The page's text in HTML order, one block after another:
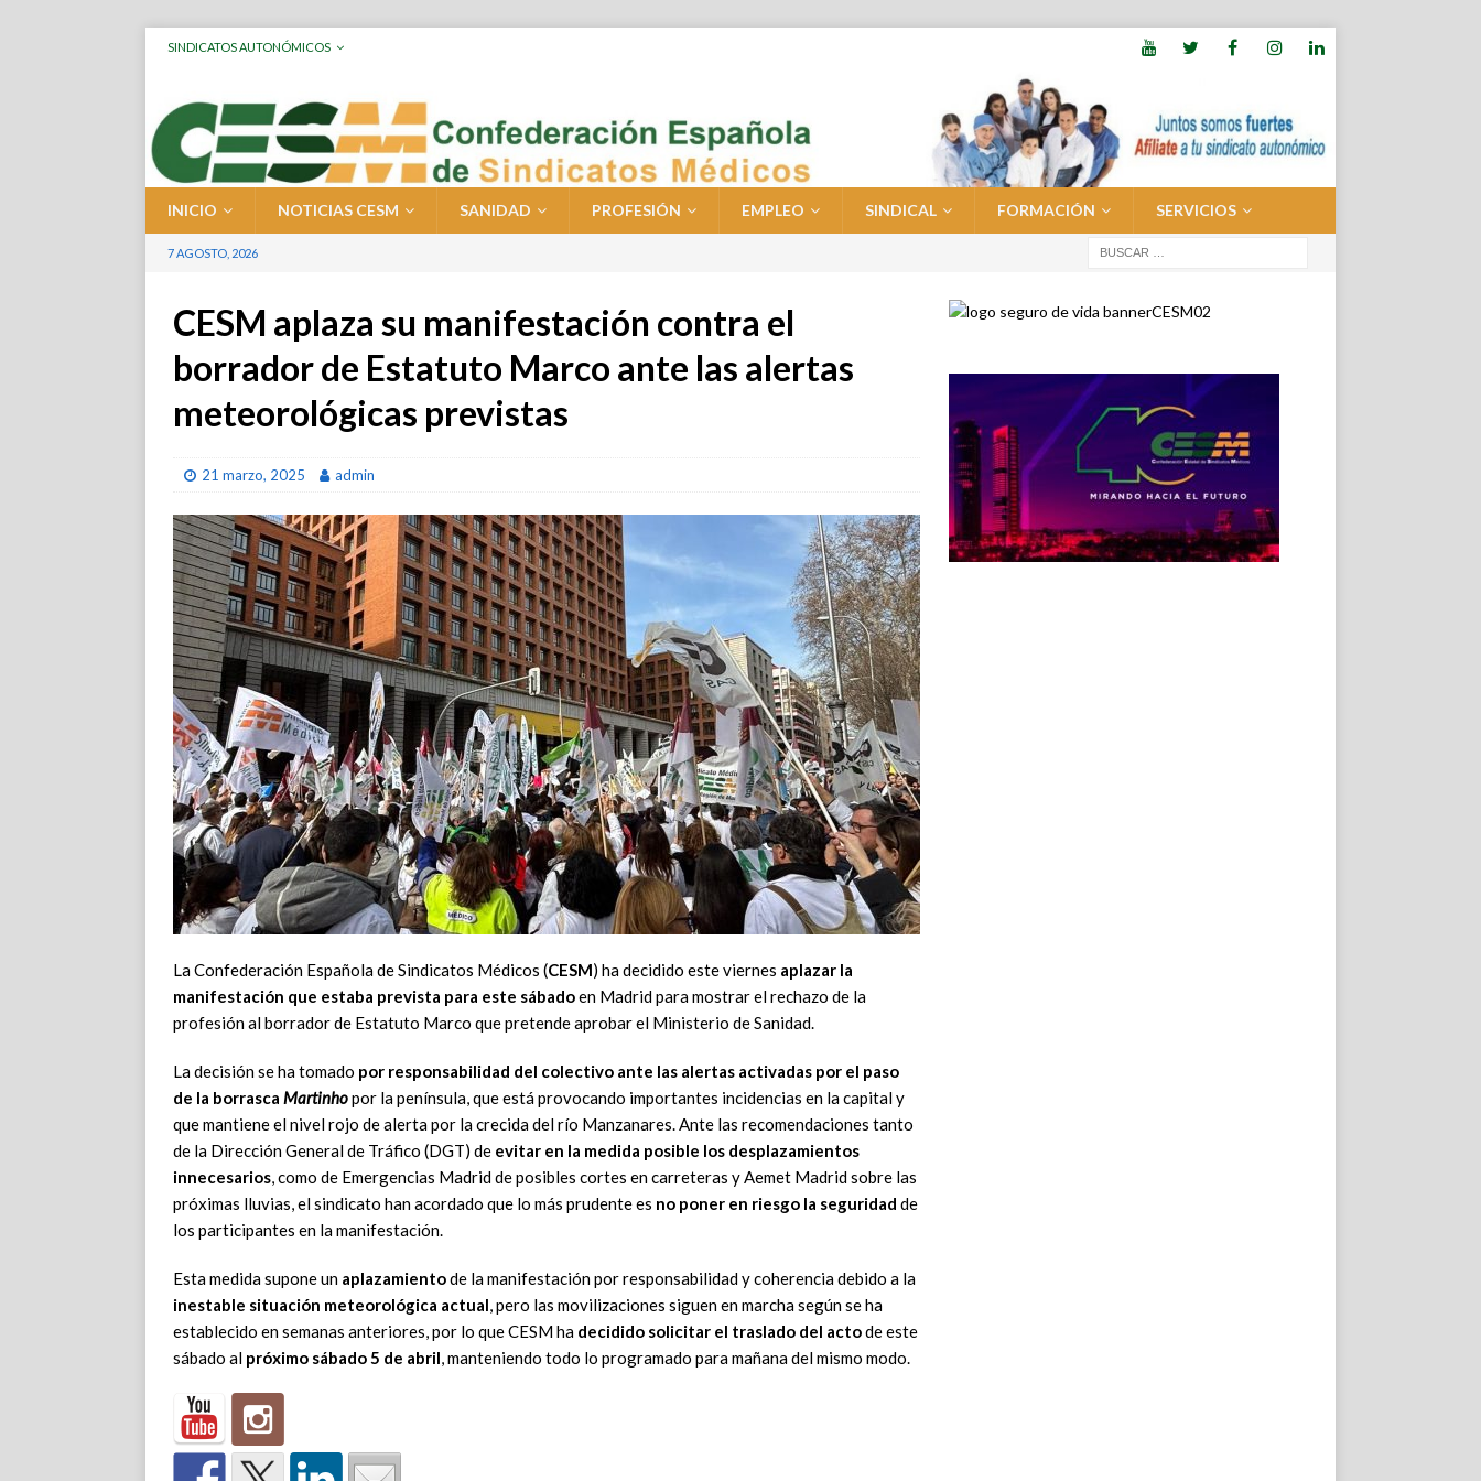
SINDICATOS AUTONÓMICOS
INICIO NOTICIAS CESM SANIDAD PROFESIÓN EMPLEO SINDICAL FORMACIÓN SERVICIOS
7 AGOSTO, 2026
CESM aplaza su manifestación contra el
borrador de Estatuto Marco ante las alertas
meteorológicas previstas
21 marzo, 2025 admin
La Confederación Española de Sindicatos Médicos (CESM) ha decidido este viernes aplazar la
manifestación que estaba prevista para este sábadoen Madrid para mostrar el rechazo de la
profesión al borrador de Estatuto Marco que pretende aprobar el Ministerio de Sanidad.
La decisión se ha tomado por responsabilidad del colectivo ante las alertas activadas por el paso
de la borrasca Martinhopor la península, que está provocando importantes incidencias en la capital y
que mantiene el nivel rojo de alerta por la crecida del río Manzanares. Ante las recomendaciones tanto
de la Dirección General de Tráfico (DGT) de evitar en la medida posible los desplazamientos
innecesarios, como de Emergencias Madrid de posibles cortes en carreteras y Aemet Madrid sobre las
próximas lluvias, el sindicato han acordado que lo más prudente es no poner en riesgo la seguridad de
los participantes en la manifestación.
Esta medida supone un aplazamientode la manifestación por responsabilidad y coherencia debido a la
inestable situación meteorológica actual, pero las movilizaciones siguen en marcha según se ha
establecido en semanas anteriores, por lo que CESM ha decidido solicitar el traslado del actode este
sábado al próximo sábado 5 de abril, manteniendo todo lo programado para mañana del mismo modo.